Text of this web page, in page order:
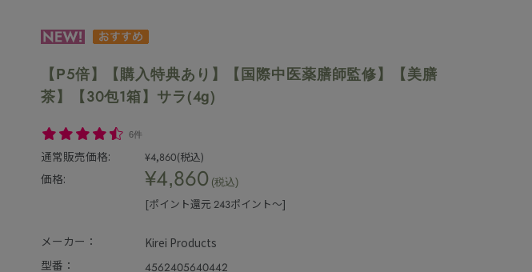
【P5倍】【購入特典あり】【国際中医薬膳師監修】【美膳
茶】【30包1箱】サラ(4g)
6件
通常販売価格: ¥4,860(税込)
価格: ¥4,860 (税込)
[ポイント還元 243ポイント～]
メーカー：
Kirei Products
型番：
4562405640442